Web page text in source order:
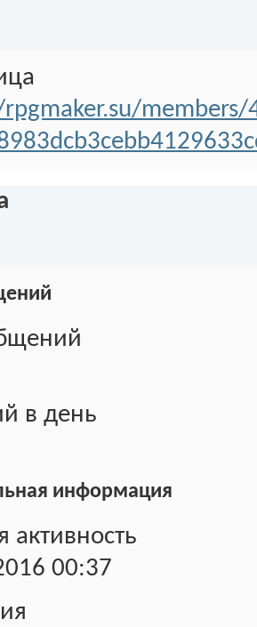
members/
в день
информация
активность
00:37